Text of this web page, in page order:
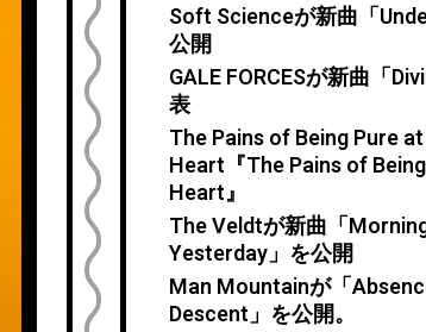
Soft Scienceが新曲「
公開
GALE FORCESが新曲「
表
The Pains of Being Pure at
Heart『The Pains of
Heart』
The Veldtが新曲「
Yesterday」を公開
Man Mountainが「
Descent」を公開。